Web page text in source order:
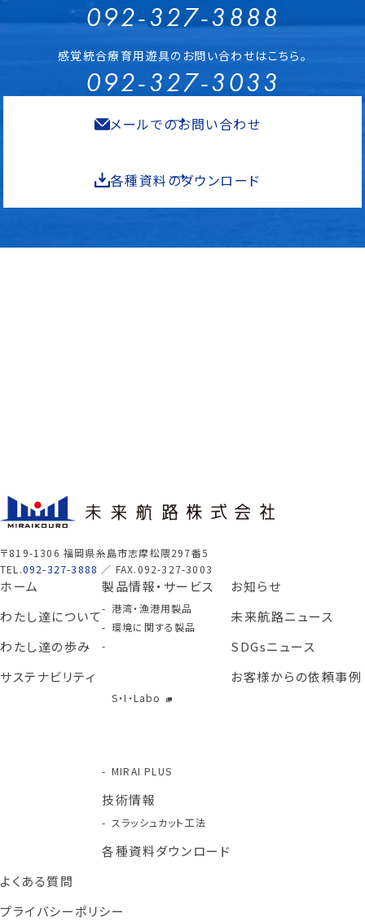
092-327-3888
感覚統合療育用遊具のお問い合わせはこちら。
092-327-3033
メールでのお問い合わせ
各種資料のダウンロード
〒819-1306 福岡県糸島市志摩松隈297番5
TEL.092-327-3888 ／ FAX.092-327-3003
ホーム
わたし達について
わたし達の歩み
サステナビリティ
製品情報・サービス
港湾・漁港用製品
環境に関する製品
S・I・Labo
MIRAI PLUS
技術情報
スラッシュカット工法
各種資料ダウンロード
お知らせ
未来航路ニュース
SDGsニュース
お客様からの依頼事例
よくある質問
プライバシーポリシー